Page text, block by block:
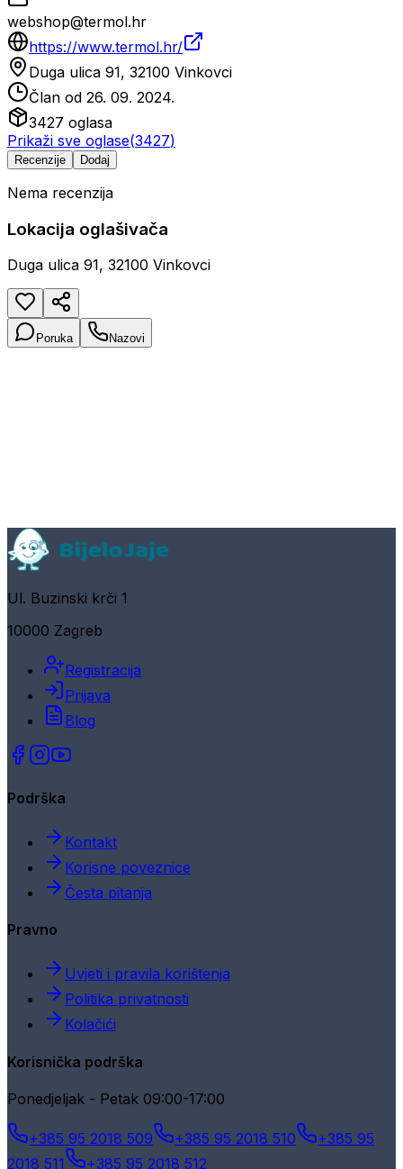
webshop@termol.hr
https://www.termol.hr/
Duga ulica 91, 32100 Vinkovci
Član od 26. 09. 2024.
3427 oglasa
Prikaži sve oglase(3427)
Recenzije Dodaj
Nema recenzija
Lokacija oglašivača
Duga ulica 91, 32100 Vinkovci
Poruka Nazovi
Ul. Buzinski krči 1
10000 Zagreb
Registracija
Prijava
Blog
Podrška
Kontakt
Korisne poveznice
Česta pitanja
Pravno
Uvjeti i pravila korištenja
Politika privatnosti
Kolačići
Korisnička podrška
Ponedjeljak - Petak 09:00-17:00
+385 95 2018 509 +385 95 2018 510
+385 95
2018 511
+385 95 2018 512